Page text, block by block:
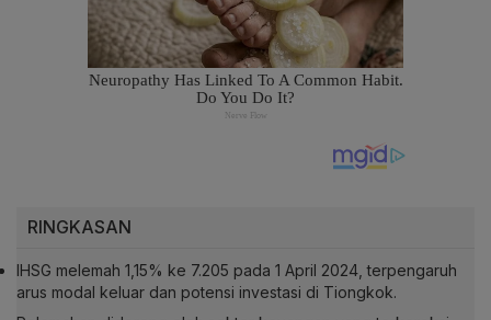
RINGKASAN
IHSG melemah 1,15% ke 7.205 pada 1 April 2024, terpengaruh
arus modal keluar dan potensi investasi di Tiongkok.